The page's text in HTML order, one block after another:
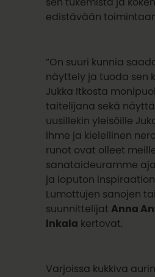
edistävään
”On suuri kunnia
näyttely ja tuoda sen
Jukka Itkosta
taitelijana sekä
uusillekin yleisöille
ihme ja kielellinen
runot ovat olleet
sanataideuramme
ja loputon inspiraation
Lumottujen sanojen
suunnittelijat Anna
Inkala kertovat.
Varjoissa kukkiva